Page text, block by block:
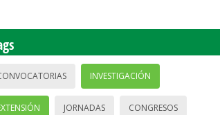
INVESTIGACIÓN
JORNADAS CONGRESOS